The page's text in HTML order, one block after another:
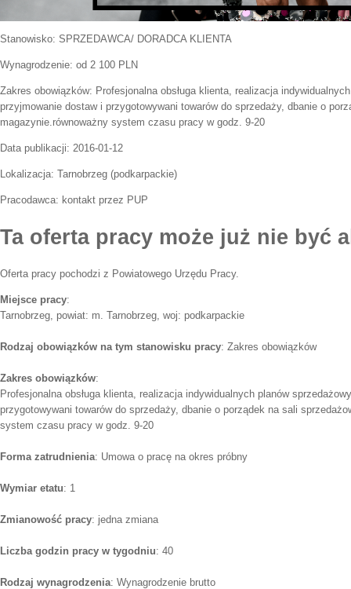
Stanowisko: SPRZEDAWCA/ DORADCA KLIENTA
Wynagrodzenie: od 2 100 PLN
Zakres obowiązków: Profesjonalna obsługa klienta, realizacja
przyjmowanie dostaw i przygotowywani towarów do sprzedaży, dbanie o
magazynie.równoważny system czasu pracy w godz. 9-20
Data publikacji: 2016-01-12
Lokalizacja: Tarnobrzeg (podkarpackie)
Pracodawca: kontakt przez PUP
Ta oferta pracy może już nie być
Oferta pracy pochodzi z Powiatowego Urzędu Pracy.
Miejsce pracy:
Tarnobrzeg, powiat: m. Tarnobrzeg, woj: podkarpackie
Rodzaj obowiązków na tym stanowisku pracy: Zakres obowiązków
Zakres obowiązków:
Profesjonalna obsługa klienta, realizacja indywidualnych planów
przygotowywani towarów do sprzedaży, dbanie o porządek na sali
system czasu pracy w godz. 9-20
Forma zatrudnienia: Umowa o pracę na okres próbny
Wymiar etatu: 1
Zmianowość pracy: jedna zmiana
Liczba godzin pracy w tygodniu: 40
Rodzaj wynagrodzenia: Wynagrodzenie brutto